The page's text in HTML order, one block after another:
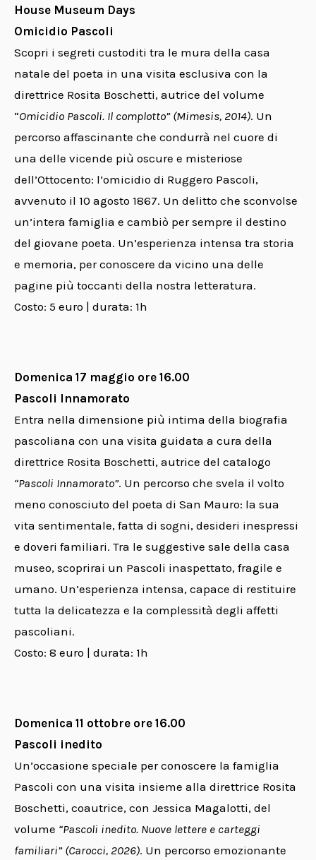
House Museum Days
Omicidio Pascoli
Scopri i segreti custoditi tra le mura della casa
natale del poeta in una visita esclusiva con la
direttrice Rosita Boschetti, autrice del volume
“Omicidio Pascoli. Il complotto” (Mimesis, 2014). Un
percorso affascinante che condurrà nel cuore di
una delle vicende più oscure e misteriose
dell’Ottocento: l’omicidio di Ruggero Pascoli,
avvenuto il 10 agosto 1867. Un delitto che sconvolse
un’intera famiglia e cambiò per sempre il destino
del giovane poeta. Un’esperienza intensa tra storia
e memoria, per conoscere da vicino una delle
pagine più toccanti della nostra letteratura.
Costo: 5 euro | durata: 1h
Domenica 17 maggio ore 16.00
Pascoli Innamorato
Entra nella dimensione più intima della biografia
pascoliana con una visita guidata a cura della
direttrice Rosita Boschetti, autrice del catalogo
“Pascoli Innamorato”. Un percorso che svela il volto
meno conosciuto del poeta di San Mauro: la sua
vita sentimentale, fatta di sogni, desideri inespressi
e doveri familiari. Tra le suggestive sale della casa
museo, scoprirai un Pascoli inaspettato, fragile e
umano. Un’esperienza intensa, capace di restituire
tutta la delicatezza e la complessità degli affetti
pascoliani.
Costo: 8 euro | durata: 1h
Domenica 11 ottobre ore 16.00
Pascoli inedito
Un’occasione speciale per conoscere la famiglia
Pascoli con una visita insieme alla direttrice Rosita
Boschetti, coautrice, con Jessica Magalotti, del
volume “Pascoli inedito. Nuove lettere e carteggi
familiari” (Carocci, 2026). Un percorso emozionante